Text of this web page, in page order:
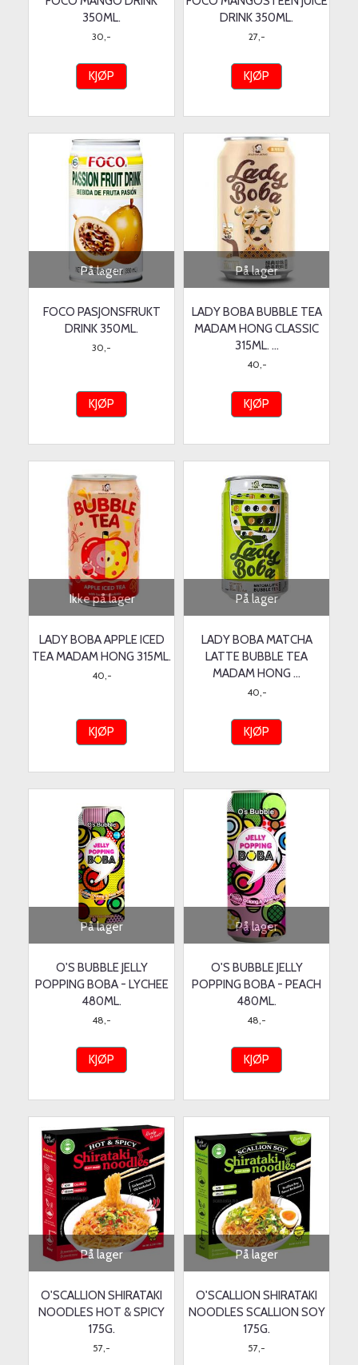
350ML.
30,-
KJØP
DRINK 350ML.
27,-
KJØP
På lager
FOCO PASJONSFRUKT
DRINK 350ML.
30,-
KJØP
På lager
LADY BOBA BUBBLE TEA
MADAM HONG CLASSIC
315ML. ...
40,-
KJØP
Ikke på lager
LADY BOBA APPLE ICED
TEA MADAM HONG 315ML.
40,-
KJØP
På lager
LADY BOBA MATCHA
LATTE BUBBLE TEA
MADAM HONG ...
40,-
KJØP
På lager
O'S BUBBLE JELLY
POPPING BOBA - LYCHEE
480ML.
48,-
KJØP
På lager
O'S BUBBLE JELLY
POPPING BOBA - PEACH
480ML.
48,-
KJØP
På lager
O'SCALLION SHIRATAKI
NOODLES HOT & SPICY
175G.
57,-
På lager
O'SCALLION SHIRATAKI
NOODLES SCALLION SOY
175G.
57,-